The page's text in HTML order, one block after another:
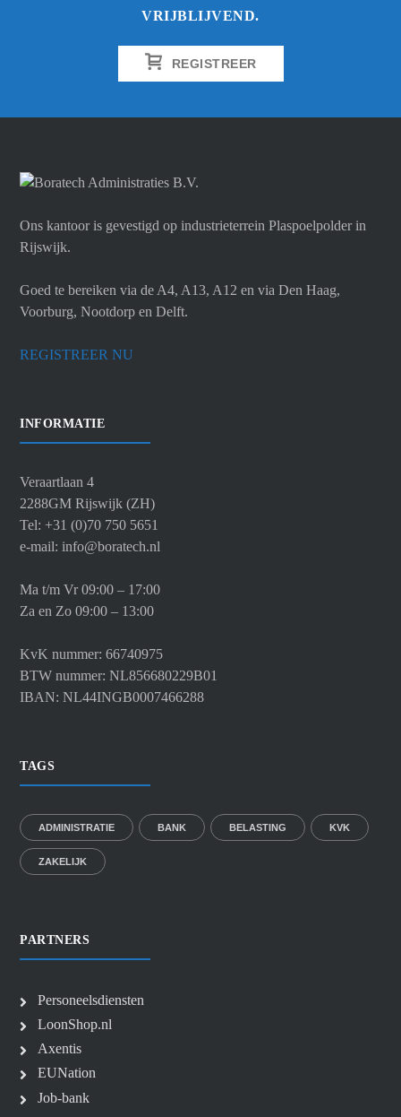
VRIJBLIJVEND.
REGISTREER
Ons kantoor is gevestigd op industrieterrein Plaspoelpolder in
Rijswijk.
Goed te bereiken via de A4, A13, A12 en via Den Haag,
Voorburg, Nootdorp en Delft.
REGISTREER NU
INFORMATIE
Veraartlaan 4
2288GM Rijswijk (ZH)
Tel: +31 (0)70 750 5651
e-mail: info@boratech.nl
Ma t/m Vr 09:00 – 17:00
Za en Zo 09:00 – 13:00
KvK nummer: 66740975
BTW nummer: NL856680229B01
IBAN: NL44INGB0007466288
TAGS
ADMINISTRATIE BANK BELASTING KVK
ZAKELIJK
PARTNERS
Personeelsdiensten
LoonShop.nl
Axentis
EUNation
Job-bank